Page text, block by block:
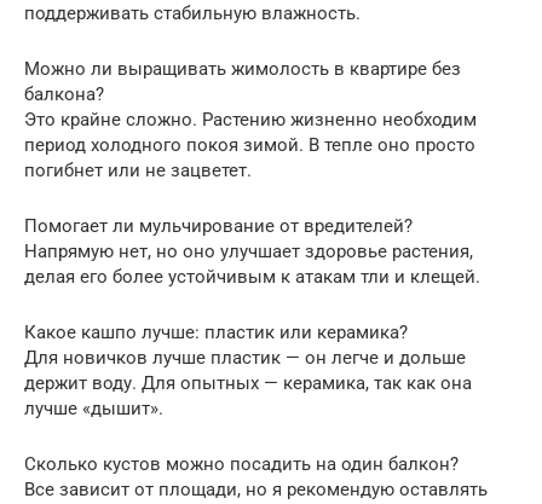
поддерживать стабильную влажность.
Можно ли выращивать жимолость в квартире без
балкона?
Это крайне сложно. Растению жизненно необходим
период холодного покоя зимой. В тепле оно просто
погибнет или не зацветет.
Помогает ли мульчирование от вредителей?
Напрямую нет, но оно улучшает здоровье растения,
делая его более устойчивым к атакам тли и клещей.
Какое кашпо лучше: пластик или керамика?
Для новичков лучше пластик — он легче и дольше
держит воду. Для опытных — керамика, так как она
лучше «дышит».
Сколько кустов можно посадить на один балкон?
Все зависит от площади, но я рекомендую оставлять